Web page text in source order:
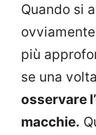
Quando si
più
se una
osservare
macchie.